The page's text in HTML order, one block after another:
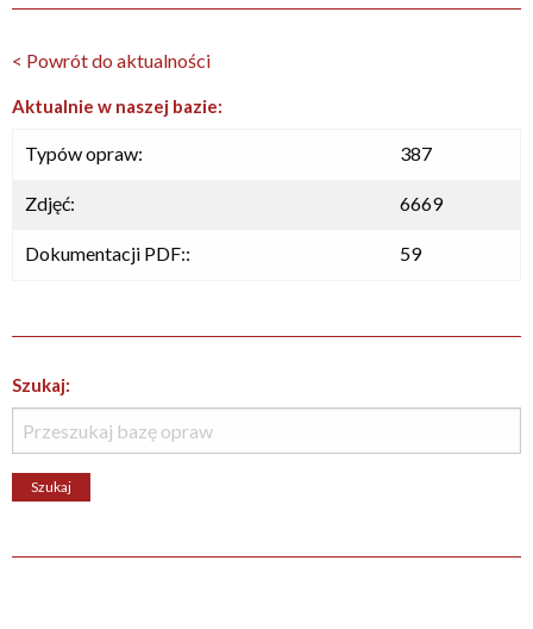
< Powrót do aktualności
Aktualnie w naszej bazie:
Typów opraw: 387
Zdjęć: 6669
Dokumentacji PDF:: 59
Szukaj: